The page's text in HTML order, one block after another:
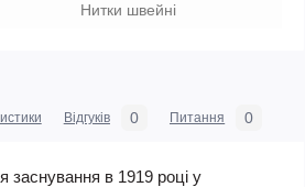
Нитки швейні
Відгуків 0 Питання 0
заснування в 1919 році у